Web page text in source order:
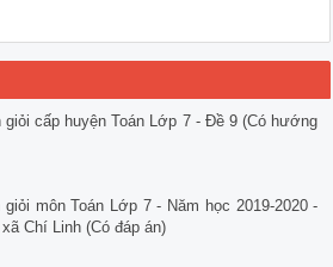
cấp huyện Toán Lớp 7 - Đề 9 (Có hướng
môn Toán Lớp 7 - Năm học 2019-2020 -
Chí Linh (Có đáp án)